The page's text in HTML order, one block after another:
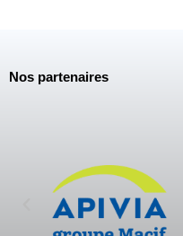
Nos partenaires